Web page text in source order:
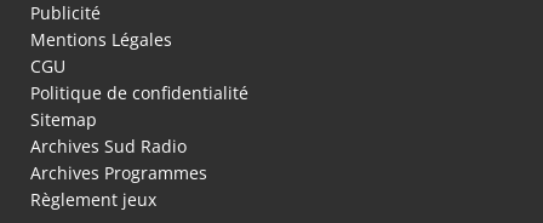
Publicité
Mentions Légales
CGU
Politique de confidentialité
Sitemap
Archives Sud Radio
Archives Programmes
Règlement jeux